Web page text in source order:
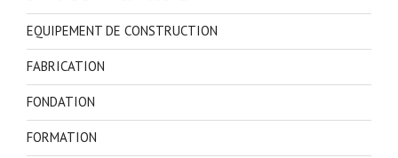
EQUIPEMENT DE CONSTRUCTION
FABRICATION
FONDATION
FORMATION